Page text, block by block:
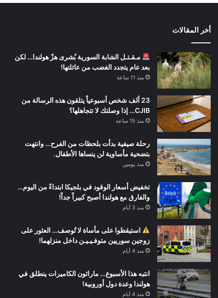
أخر المقالات
مـقـتـل الشابة السورية بُشرى هزّ هولندا… لكن
بعد عام يتجدد الغضب من عائلتها!
منذ 11 ساعة
23 ألف شخص أسبوعياً يتلقون هذه الرسالة من
CJIB… إذا وصلتك لا تتجاهلها؟
منذ 15 ساعة
رحلة صيفية بدأت بلحظات من الفرح… وانتهت
بتضحية مأساوية لن ينساها الأطفال.
منذ يومين
تخفيض أسعار الوقود في بلجيكا ابتداءً من اليوم…
والفارق مع هولندا أصبح كبيراً جداً!
منذ 3 أيام
استيقظوا على مأساة لا تُوصف… العثور على
زوجين سوريين متوفـيـيـن داخل منزلهما!
منذ 4 أيام
انتبه هذا الأسبوع… ماراثون الكاميرات ينطلق في
هولندا وعدة دول أوروبية!
منذ 4 أيام